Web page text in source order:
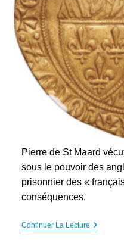
Pierre de St Maard
sous le pouvoir des
prisonnier des «
conséquences.
Continuer La LecturePierre